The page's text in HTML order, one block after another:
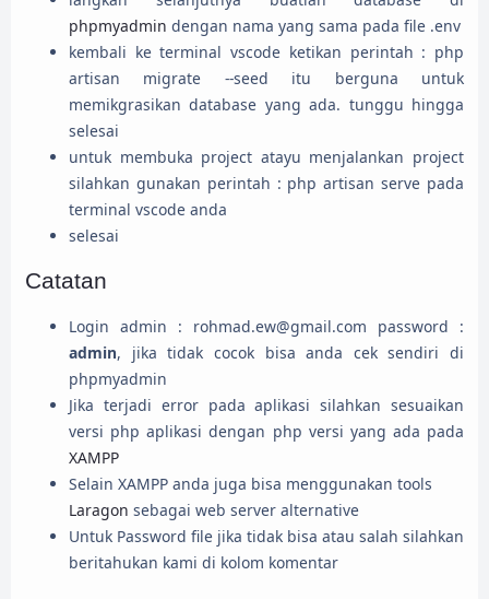
phpmyadmin dengan nama yang sama pada file .env
kembali ke terminal vscode ketikan perintah : php
artisan migrate --seed itu berguna untuk
memikgrasikan database yang ada. tunggu hingga
selesai
untuk membuka project atayu menjalankan project
silahkan gunakan perintah : php artisan serve pada
terminal vscode anda
selesai
Catatan
Login admin : rohmad.ew@gmail.com password :
admin, jika tidak cocok bisa anda cek sendiri di
phpmyadmin
Jika terjadi error pada aplikasi silahkan sesuaikan
versi php aplikasi dengan php versi yang ada pada
XAMPP
Selain XAMPP anda juga bisa menggunakan tools
Laragon sebagai web server alternative
Untuk Password file jika tidak bisa atau salah silahkan
beritahukan kami di kolom komentar